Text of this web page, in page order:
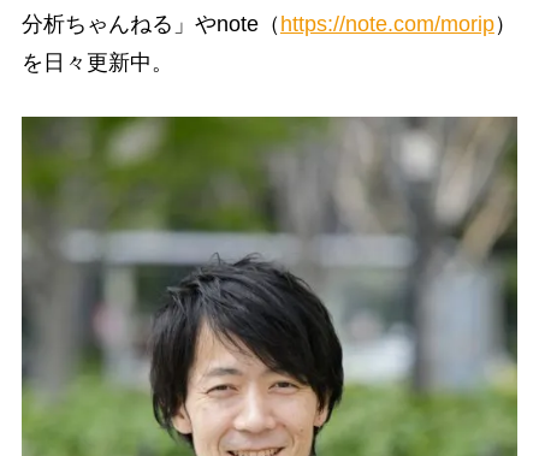
分析ちゃんねる」やnote（ https://note.com/morip）
を日々更新中。